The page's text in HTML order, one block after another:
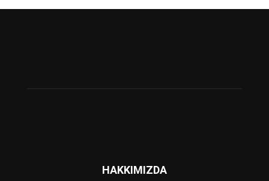
HAKKIMIZDA